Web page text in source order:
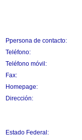
Ppersona de contacto:
Teléfono:
Teléfono móvil:
Fax:
Homepage:
Dirección:
Estado Federal: